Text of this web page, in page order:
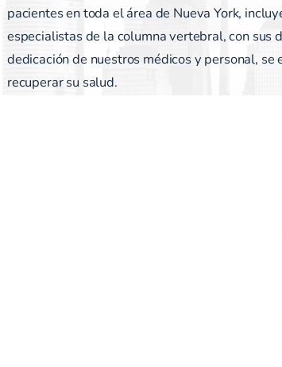
pacientes en toda el área de Nueva York,
especialistas de la columna vertebral, con sus
dedicación de nuestros médicos y personal, se
recuperar su salud.